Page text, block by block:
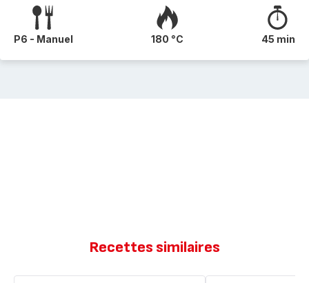
P6 - Manuel 180 °C 45 min
Recettes similaires